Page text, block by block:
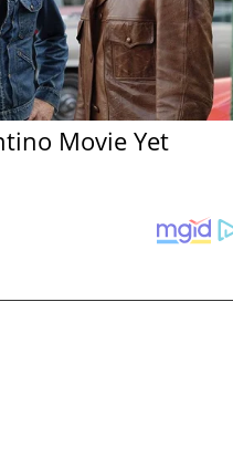
Movie Yet